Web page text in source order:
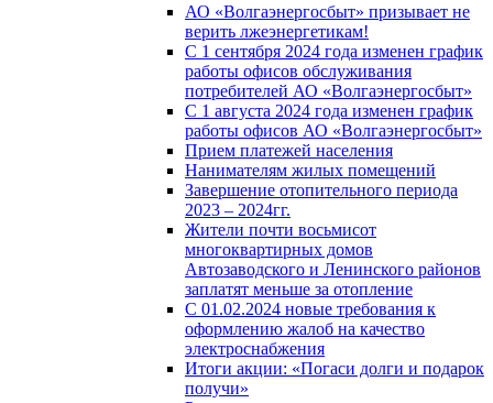
АО «Волгаэнергосбыт» призывает не
верить лжеэнергетикам!
С 1 сентября 2024 года изменен график
работы офисов обслуживания
потребителей АО «Волгаэнергосбыт»
С 1 августа 2024 года изменен график
работы офисов АО «Волгаэнергосбыт»
Прием платежей населения
Нанимателям жилых помещений
Завершение отопительного периода
2023 – 2024гг.
Жители почти восьмисот
многоквартирных домов
Автозаводского и Ленинского районов
заплатят меньше за отопление
С 01.02.2024 новые требования к
оформлению жалоб на качество
электроснабжения
Итоги акции: «Погаси долги и подарок
получи»